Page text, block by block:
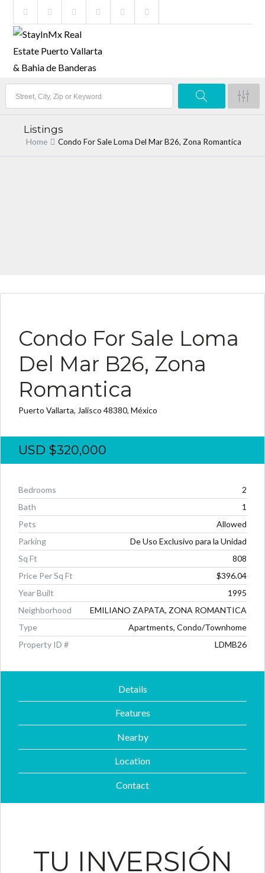
Listings
Home Condo For Sale Loma Del Mar B26, Zona Romantica
Condo For Sale Loma
Del Mar B26, Zona
Romantica
Puerto Vallarta, Jalisco 48380, México
USD $320,000
Bedrooms
2
Bath
1
Pets
Allowed
Parking
De Uso Exclusivo para la Unidad
Sq Ft
808
Price Per Sq Ft
$396.04
Year Built
1995
Neighborhood
EMILIANO ZAPATA, ZONA ROMANTICA
Type
Apartments, Condo/Townhome
Property ID #
LDMB26
Details
Features
Nearby
Location
Contact
TU INVERSIÓN